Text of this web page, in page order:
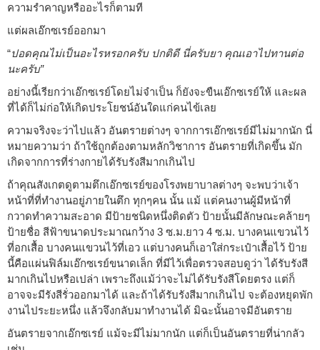
ความรำคาญหรืออะไรก็ตามที
แต่ผลเอ๊กซเรย์ออกมา
“ปอดคุณไม่เป็นอะไรหรอกครับ ปกติดี นี่ครับยา คุณเอาไปทานต่อ
นะครับ”
อย่างนี้เรียกว่าเอ๊กซเรย์โดยไม่จำเป็น ก็ยังจะขืนเอ๊กซเรย์ให้ และผล
ที่ได้ก็ไม่ก่อให้เกิดประโยชน์อันใดแก่คนไข้เลย
ความจริงจะว่าไปแล้ว อันตรายต่างๆ จากการเอ๊กซเรย์มีไม่มากนัก นี่
หมายความว่า ถ้าใช้ถูกต้องตามหลักวิชาการ อันตรายที่เกิดขึ้น มัก
เกิดจากการที่ร่างกายได้รับรังสีมากเกินไป
ถ้าคุณสังเกตดูตามตึกเอ๊กซเรย์ของโรงพยาบาลต่างๆ จะพบว่าเจ้า
หน้าที่ที่ทำงานอยู่ภายในตึก ทุกๆคน นั้น แม้ แต่คนงานผู้มีหน้าที่
กวาดทำความสะอาด มีป้ายชนิดหนึ่งติดตัว ป้ายนั้นมีลักษณะคล้ายๆ
ป้ายชื่อ สีฟ้าขนาดประมาณกว้าง 3 ซ.ม.ยาว 4 ซ.ม. บางคนแขวนไว้
ที่อกเสื้อ บางคนแขวนไว้ที่เอว แต่บางคนก็เอาใส่กระเป๋าเสื้อไว้ ป้าย
นี้คือแผ่นฟิล์มเอ๊กซเรย์ขนาดเล็ก ที่มีไว้เพื่อตรวจสอบดูว่า ได้รับรังสี
มากเกินไปหรือเปล่า เพราะถึงแม้ว่าจะไม่ได้รับรังสีโดยตรง แต่ก็
อาจจะมีรังสีรั่วออกมาได้ และถ้าได้รับรังสีมากเกินไป จะต้องหยุดพัก
งานไประยะหนึ่ง แล้วจึงกลับมาทำงานได้ มิฉะนั้นอาจมีอันตราย
อันตรายจากเอ๊กซเรย์ แม้จะมีไม่มากนัก แต่ก็เป็นอันตรายที่น่ากลัว